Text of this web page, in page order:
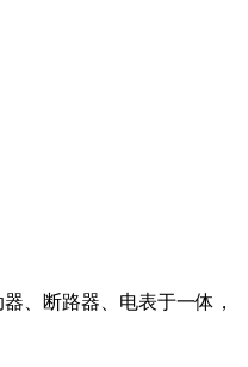
、断路器、电表于一体，